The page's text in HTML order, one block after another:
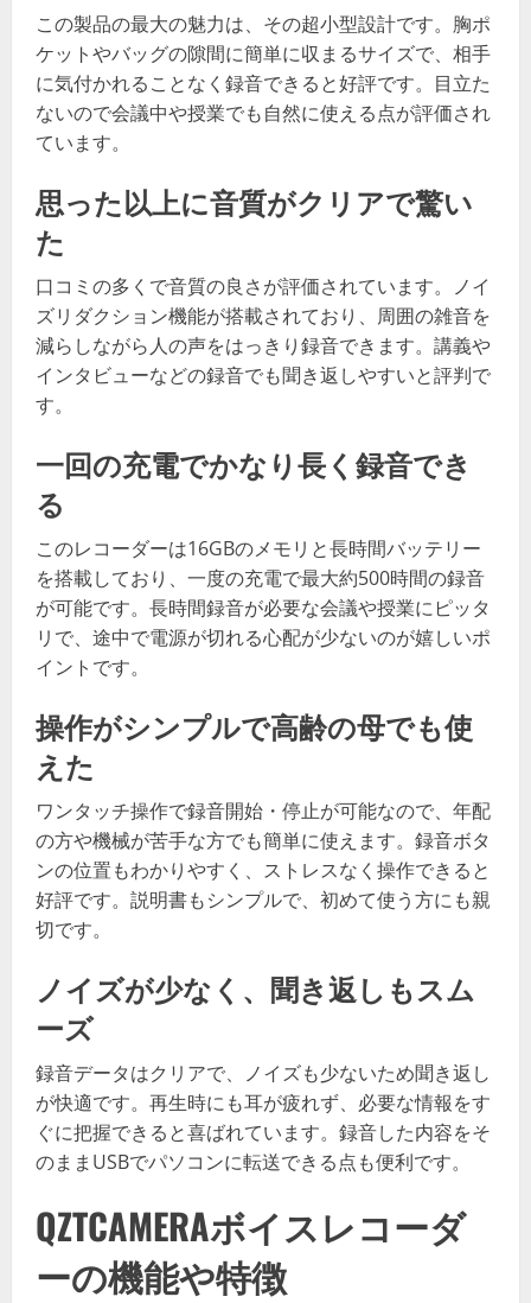
この製品の最大の魅力は、その超小型設計です。胸ポ
ケットやバッグの隙間に簡単に収まるサイズで、相手
に気付かれることなく録音できると好評です。目立た
ないので会議中や授業でも自然に使える点が評価され
ています。
思った以上に音質がクリアで驚い
た
口コミの多くで音質の良さが評価されています。ノイ
ズリダクション機能が搭載されており、周囲の雑音を
減らしながら人の声をはっきり録音できます。講義や
インタビューなどの録音でも聞き返しやすいと評判で
す。
一回の充電でかなり長く録音でき
る
このレコーダーは16GBのメモリと長時間バッテリー
を搭載しており、一度の充電で最大約500時間の録音
が可能です。長時間録音が必要な会議や授業にピッタ
リで、途中で電源が切れる心配が少ないのが嬉しいポ
イントです。
操作がシンプルで高齢の母でも使
えた
ワンタッチ操作で録音開始・停止が可能なので、年配
の方や機械が苦手な方でも簡単に使えます。録音ボタ
ンの位置もわかりやすく、ストレスなく操作できると
好評です。説明書もシンプルで、初めて使う方にも親
切です。
ノイズが少なく、聞き返しもスム
ーズ
録音データはクリアで、ノイズも少ないため聞き返し
が快適です。再生時にも耳が疲れず、必要な情報をす
ぐに把握できると喜ばれています。録音した内容をそ
のままUSBでパソコンに転送できる点も便利です。
QZTCAMERAボイスレコーダ
ーの機能や特徴